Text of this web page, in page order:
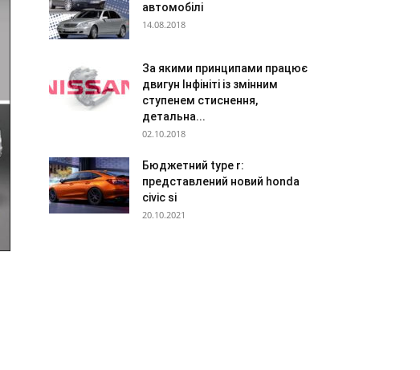
автомобілі
14.08.2018
За якими принципами працює
двигун Інфініті із змінним
ступенем стиснення,
детальна...
02.10.2018
Бюджетний type r:
представлений новий honda
civic si
20.10.2021